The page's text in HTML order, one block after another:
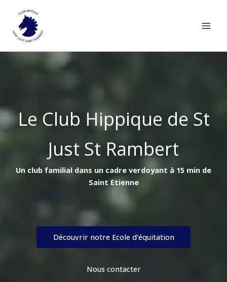
contenu
Le Club Hippique de St
Just St Rambert
Un club familial dans un cadre verdoyant à 15 min de
Saint Etienne
Découvrir notre Ecole d’équitation
Nous contacter